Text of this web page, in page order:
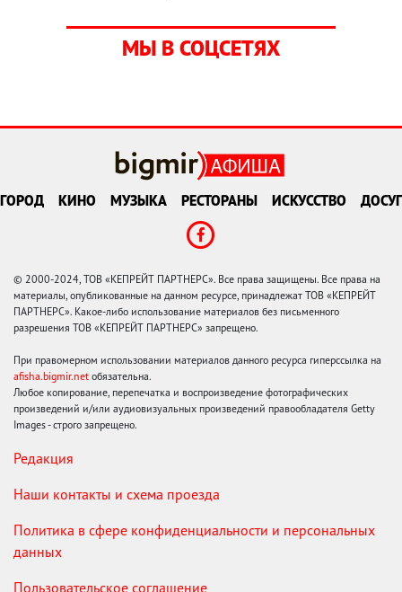
МЫ В СОЦСЕТЯХ
ГОРОД КИНО МУЗЫКА РЕСТОРАНЫ ИСКУССТВО ДОСУГ
© 2000-2024, ТОВ «КЕПРЕЙТ ПАРТНЕРС». Все права защищены. Все права на
материалы, опубликованные на данном ресурсе, принадлежат ТОВ «КЕПРЕЙТ
ПАРТНЕРС». Какое-либо использование материалов без письменного
разрешения ТОВ «КЕПРЕЙТ ПАРТНЕРС» запрещено.
При правомерном использовании материалов данного ресурса гиперссылка на
afisha.bigmir.net обязательна.
Любое копирование, перепечатка и воспроизведение фотографических
произведений и/или аудиовизуальных произведений правообладателя Getty
Images - строго запрещено.
Редакция
Наши контакты и схема проезда
Политика в сфере конфиденциальности и персональных
данных
Пользовательское соглашение